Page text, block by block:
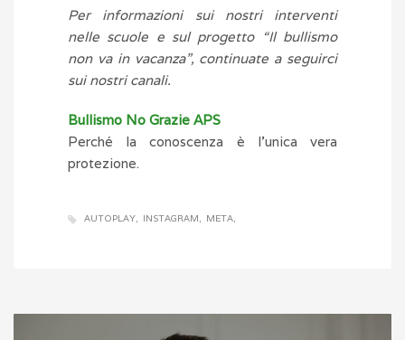
Per informazioni sui nostri interventi
nelle scuole e sul progetto “Il bullismo
non va in vacanza”, continuate a seguirci
sui nostri canali.
Bullismo No Grazie APS
Perché la conoscenza è l’unica vera
protezione.
AUTOPLAY INSTAGRAM META